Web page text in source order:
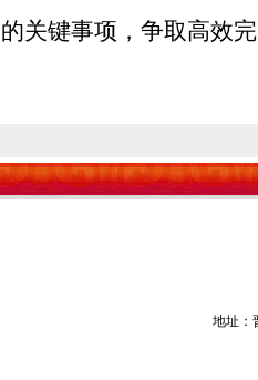
的关键事项，争取高效
地址：